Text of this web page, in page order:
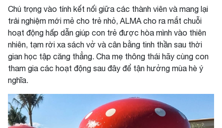
Chú trọng vào tính kết nối giữa các thành viên và mang lại
trải nghiệm mới mẻ cho trẻ nhỏ, ALMA cho ra mắt chuỗi
hoạt động hấp dẫn giúp con trẻ được hòa mình vào thiên
nhiên, tạm rời xa sách vở và cân bằng tinh thần sau thời
gian học tập căng thẳng. Cha mẹ thông thái hãy cùng con
tham gia các hoạt động sau đây để tận hưởng mùa hè ý
nghĩa.